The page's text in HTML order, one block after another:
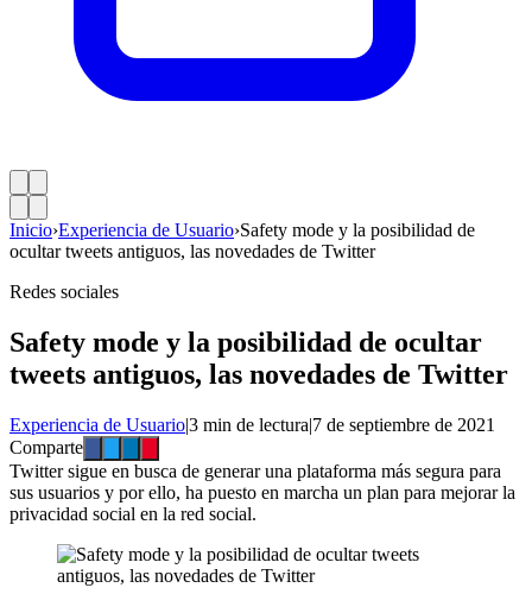
Inicio›Experiencia de Usuario›Safety mode y la posibilidad de
ocultar tweets antiguos, las novedades de Twitter
Redes sociales
Safety mode y la posibilidad de ocultar
tweets antiguos, las novedades de Twitter
Experiencia de Usuario|3 min de lectura|7 de septiembre de 2021
Comparte
Twitter sigue en busca de generar una plataforma más segura para
sus usuarios y por ello, ha puesto en marcha un plan para mejorar la
privacidad social en la red social.